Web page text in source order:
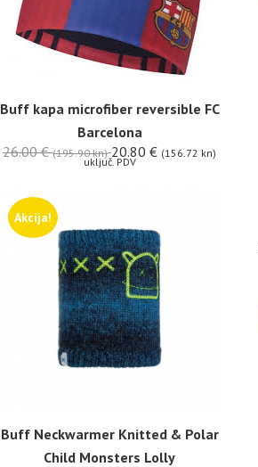
Buff kapa microfiber reversible FC
Barcelona
26.00€ (195.90 kn) 20.80 € (156.72 kn)
uključ. PDV
Akcija!
Buff Neckwarmer Knitted & Polar
Child Monsters Lolly